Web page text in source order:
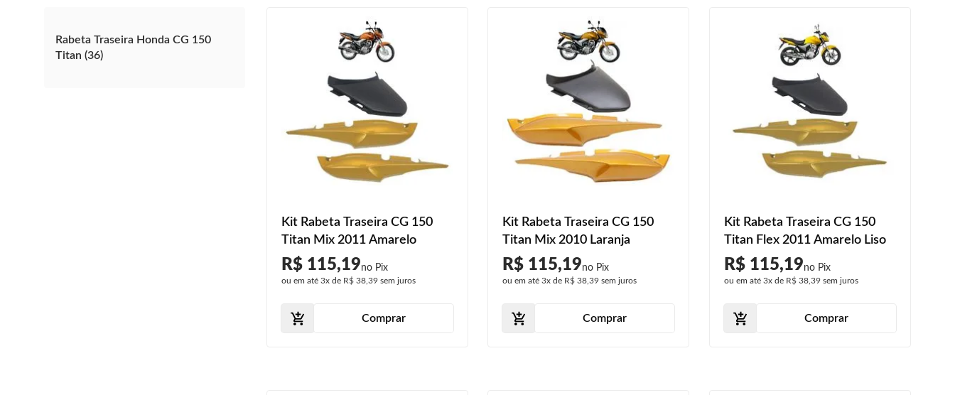
Rabeta Traseira Honda CG 150
Titan (36)
Kit Rabeta Traseira CG 150
Titan Mix 2011 Amarelo
R$ 115,19
ou em até 3xde R$ 38,39sem juros
Comprar
Kit Rabeta Traseira CG 150
Titan Mix 2010 Laranja
R$ 115,19
ou em até3x de R$ 38,39 sem juros
Comprar
Kit Rabeta Traseira CG 150
Titan Flex 2011 Amarelo Liso
R$ 115,19
ou em até 3xde R$ 38,39sem juros
Comprar